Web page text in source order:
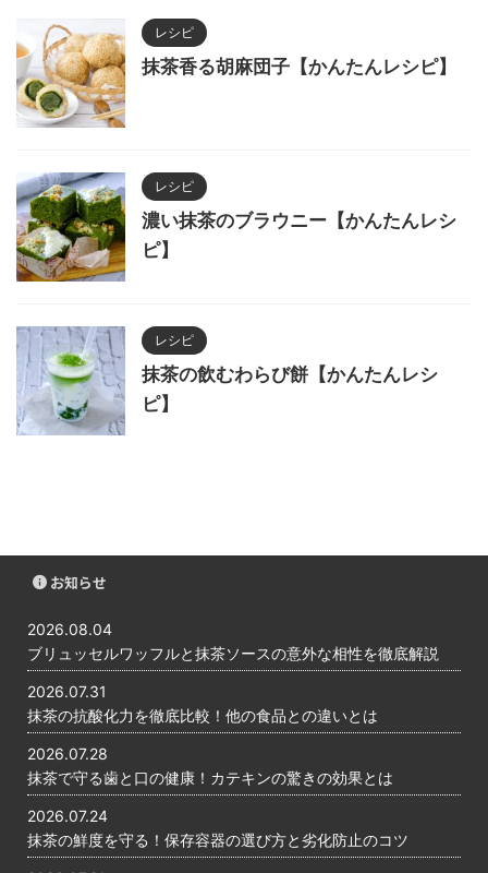
レシピ
抹茶香る胡麻団子【かんたんレシピ】
レシピ
濃い抹茶のブラウニー【かんたんレシ
ピ】
レシピ
抹茶の飲むわらび餅【かんたんレシ
ピ】
お知らせ
2026.08.04
ブリュッセルワッフルと抹茶ソースの意外な相性を徹底解説
2026.07.31
抹茶の抗酸化力を徹底比較！他の食品との違いとは
2026.07.28
抹茶で守る歯と口の健康！カテキンの驚きの効果とは
2026.07.24
抹茶の鮮度を守る！保存容器の選び方と劣化防止のコツ